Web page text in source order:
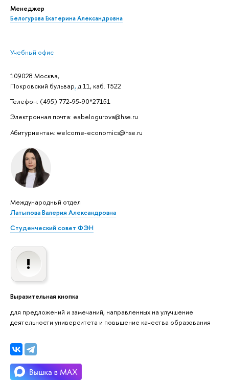
Менеджер
Белогурова Екатерина Александровна
Учебный офис
109028 Москва,
Покровский бульвар, д.11, каб. Т522
Телефон: (495) 772-95-90*27151
Электронная почта: eabelogurova@hse.ru
Абитуриентам: welcome-economics@hse.ru
Международный отдел
Латыпова Валерия Александровна
Студенческий совет ФЭН
Выразительная кнопка
для предложений и замечаний, направленных на улучшение
деятельности университета и повышение качества образования